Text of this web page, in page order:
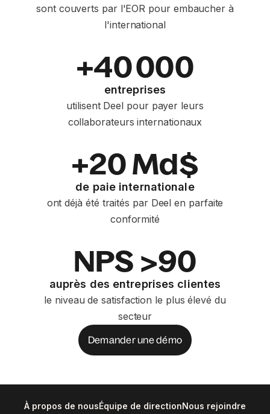
sont couverts par l'EOR pour embaucher à
l'international
+40 000
entreprises
utilisent Deel pour payer leurs
collaborateurs internationaux
+20 Md$
de paie internationale
ont déjà été traités par Deel en parfaite
conformité
NPS >90
auprès des entreprises clientes
le niveau de satisfaction le plus élevé du
secteur
Demander une démo
À propos de nousÉquipe de directionNous rejoindre